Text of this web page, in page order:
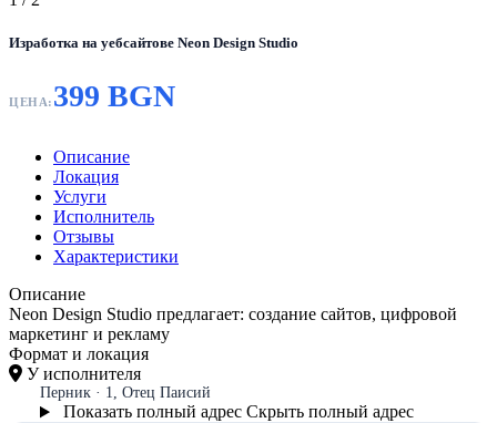
Изработка на уебсайтове Neon Design Studio
ЦЕНА: 399 BGN
Описание
Локация
Услуги
Исполнитель
Отзывы
Характеристики
Описание
Neon Design Studio предлагает: создание сайтов, цифровой
маркетинг и рекламу
Формат и локация
У исполнителя
Перник · 1, Отец Паисий
Показать полный адрес Скрыть полный адрес